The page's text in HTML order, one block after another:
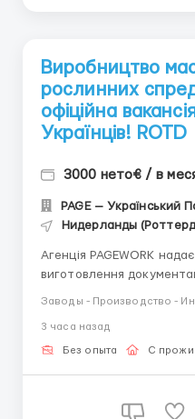
Виробництво
рослинних
офіційна
Українців! ROTD
3000 нето€ / в
PAGE — Український
Нидерланды
Агенція PAGEWORK
виготовлення
підбору вакансії: Головний Рекрутер: Віталій
Шевченко Телефон для консультацій \ для підбору
Заводы - Производство -
3 часа назад
Без опыта С